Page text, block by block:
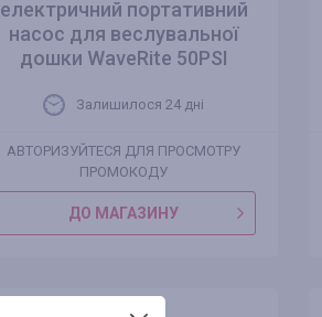
електричний портативний
насос для веслувальної
дошки WaveRite 50PSI
Залишилося 24 днi
АВТОРИЗУЙТЕСЯ ДЛЯ ПРОСМОТРУ
ПРОМОКОДУ
ДО МАГАЗИНУ